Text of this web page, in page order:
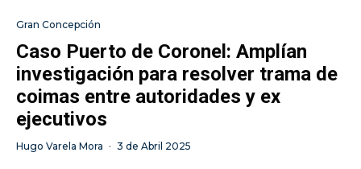
Gran Concepción
Caso Puerto de Coronel: Amplían
investigación para resolver trama de
coimas entre autoridades y ex
ejecutivos
Hugo Varela Mora · 3 de Abril 2025